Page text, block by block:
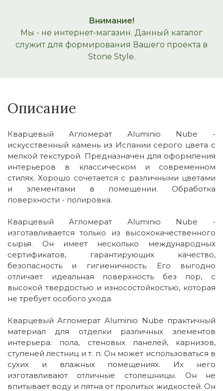
Внимание!
Мы - не интернет-магазин. Данный каталог
служит для формирования Вашего проекта в
Stone Style.
Описание
Кварцевый Агломерат Aluminio Nube -
искусственный камень из Испании серого цвета с
мелкой текстурой. Предназначен для оформления
интерьеров в классическом и современном
стилях. Хорошо сочетается с различными цветами
и элементами в помещении. Обработка
поверхности - полировка.
Кварцевый Агломерат Aluminio Nube -
изготавливается только из высококачественного
сырья. Он имеет несколько международных
сертификатов, гарантирующих качество,
безопасность и гигиеничность. Его выгодно
отличает идеальная поверхность без пор, с
высокой твердостью и износостойкостью, которая
не требует особого ухода.
Кварцевый Агломерат Aluminio Nube практичный
материал для отделки различных элементов
интерьера: пола, стеновых панелей, карнизов,
ступеней лестниц и т. п. Он может использоваться в
сухих и влажных помещениях. Их него
изготавливают отличные столешницы. Он не
впитывает воду и пятна от пролитых жидкостей. Он